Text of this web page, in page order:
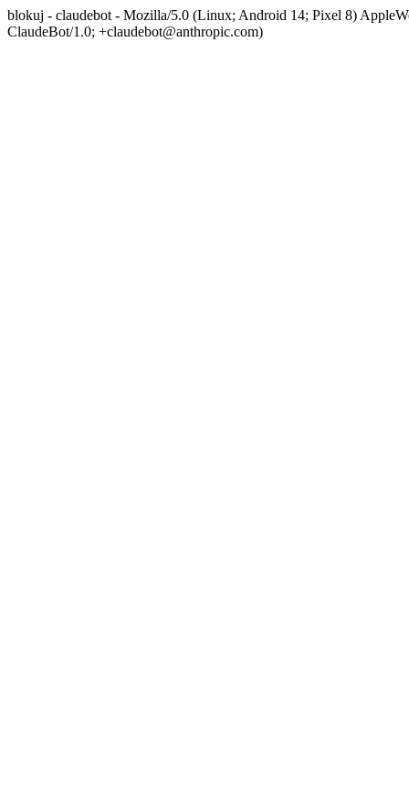
blokuj - claudebot - Mozilla/5.0 (Linux; Android 14; Pixel 8)
ClaudeBot/1.0; +claudebot@anthropic.com)